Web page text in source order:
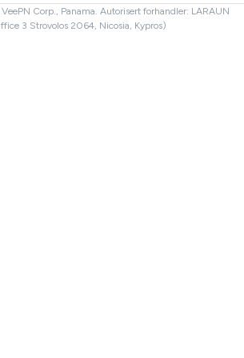
Corp., Panama. Autorisert forhandler: LARAUN
3 Strovolos 2064, Nicosia, Kypros)